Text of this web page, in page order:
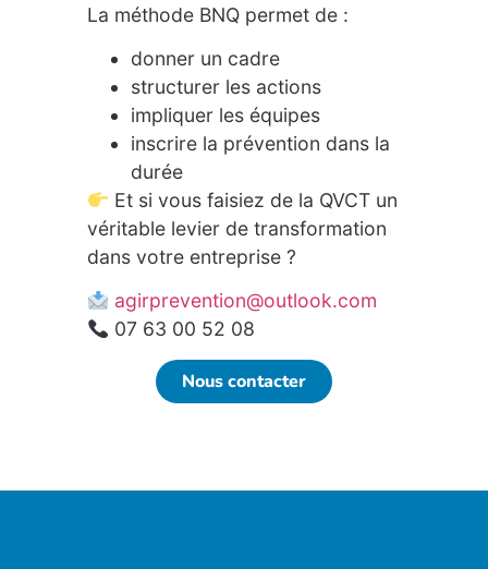
La méthode BNQ permet de :
donner un cadre
structurer les actions
impliquer les équipes
inscrire la prévention dans la
durée
Et si vous faisiez de la QVCT un
véritable levier de transformation
dans votre entreprise ?
agirprevention@outlook.com
07 63 00 52 08
Nous contacter